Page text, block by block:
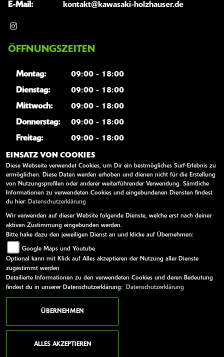
E-Mail:
kontakt@kawasaki-holzhauser.de
ÖFFNUNGSZEITEN
Montag:
09:00 - 18:00
Dienstag:
09:00 - 18:00
Mittwoch:
09:00 - 18:00
Donnerstag:
09:00 - 18:00
Freitag:
09:00 - 18:00
Samstag:
10:00 - 14:00
Sonntag:
geschlossen
WEITERE LINKS
Kawasaki News
Kawasaki Handbücher
Kawasaki Bekleidung
Kawasaki Merchandise
AGB Impressum Datenschutz Disclaimer
EINSATZ VON COOKIES
Diese Webseite verwendet Cookies, um Dir ein bestmögliches Surf-Erlebnis zu
ermöglichen. Diese Daten werden erhoben und dienen nicht für die Erstellung
von Nutzungsprofilen oder anderer weiterführender Verwendung. Sämtliche
Informationen zu verwendeten Cookies und eingebundenen Diensten findest
du hier: Datenschutzerklärung
Wir verwenden auf dieser Website folgende Dienste, welche erst nach deiner
aktiven Zustimmung eingebunden werden.
Bitte hake dazu den jeweiligen Dienst an und klicke auf Übernehmen:
Google Maps und Youtube
Optional kann mit Klick auf Alles akzeptieren der Nutzung aller Dienste
zugestimmt werden
Detailierte Informationen zu den verwendeten Cookies und deren Bedeutung
findest du in unserer Datenschutzerklärung:
Datenschutzerklärung
ÜBERNEHMEN
ALLES AKZEPTIEREN